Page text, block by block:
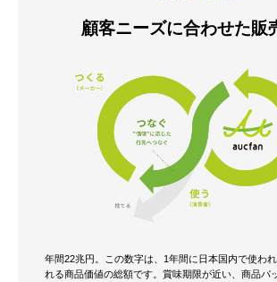
顧客ニーズに合わせた販
年間22兆円。この数字は、1年間に日本国内で使わ
れる商品価値の総額です。 賞味期限が近い、商品パ